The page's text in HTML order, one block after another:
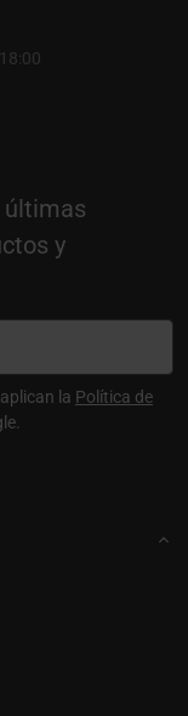
últimas
y
la Política de